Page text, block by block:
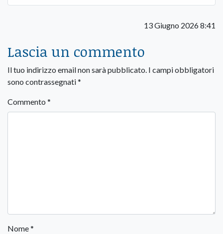
13 Giugno 2026 8:41
Lascia un commento
Il tuo indirizzo email non sarà pubblicato. I campi obbligatori
sono contrassegnati*
Commento *
Nome*